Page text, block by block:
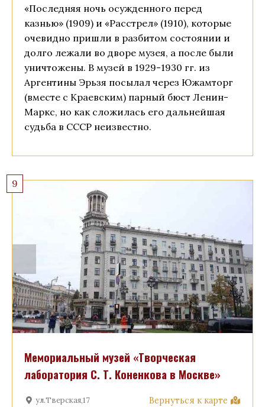
«Последняя ночь осужденного перед
казнью» (1909) и «Расстрел» (1910), которые
очевидно пришли в разбитом состоянии и
долго лежали во дворе музея, а после были
уничтожены. В музей в 1929-1930 гг. из
Аргентины Эрьзя посылал через Южамторг
(вместе с Краевским) парный бюст Ленин-
Маркс, но как сложилась его дальнейшая
судьба в СССР неизвестно.
Мемориальный музей «Творческая
лаборатория С. Т. Коненкова в Москве»
ул.Тверская,17 Вернуться к карте
9